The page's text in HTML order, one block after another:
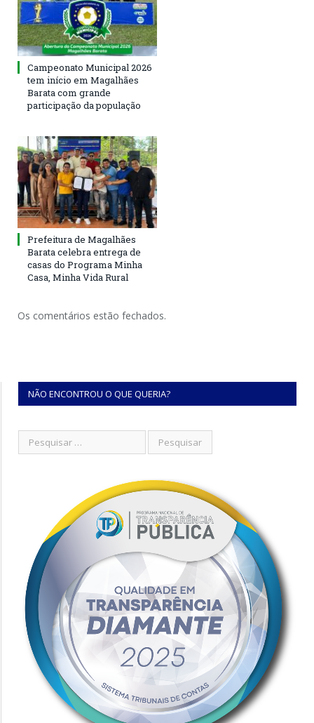
Campeonato Municipal 2026
tem início em Magalhães
Barata com grande
participação da população
Prefeitura de Magalhães
Barata celebra entrega de
casas do Programa Minha
Casa, Minha Vida Rural
Os comentários estão fechados.
NÃO ENCONTROU O QUE QUERIA?